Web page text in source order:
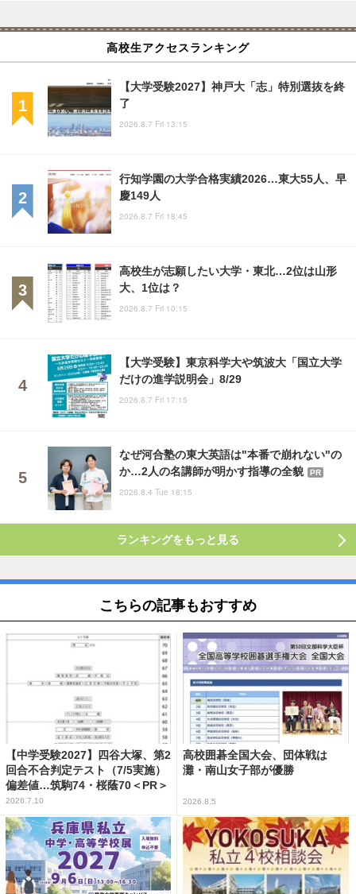
高校生アクセスランキング
【大学受験2027】神戸大「志」特別選抜を終
了
2026.8.7 Fri 13:15
行知学園の大学合格実績2026…東大55人、早
慶149人
2026.8.7 Fri 18:45
高校生が志願したい大学・東北…2位は山形
大、1位は？
2026.8.7 Fri 10:15
【大学受験】東京科学大や筑波大「国立大学
だけの進学説明会」8/29
2026.8.7 Fri 17:15
なぜ河合塾の東大英語は"本番で崩れない"の
か…2人の名講師が明かす指導の全貌
PR
2026.8.4 Tue 18:15
ランキングをもっと見る
こちらの記事もおすすめ
【中学受験2027】四谷大塚、第2
回合不合判定テスト（7/5実施）
偏差値…筑駒74・桜蔭70＜PR＞
2026.7.10
高校囲碁全国大会、団体戦は
灘・南山女子部が優勝
2026.8.5